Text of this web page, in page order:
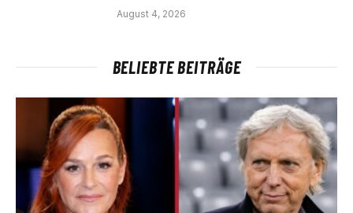
August 4, 2026
BELIEBTE BEITRÄGE